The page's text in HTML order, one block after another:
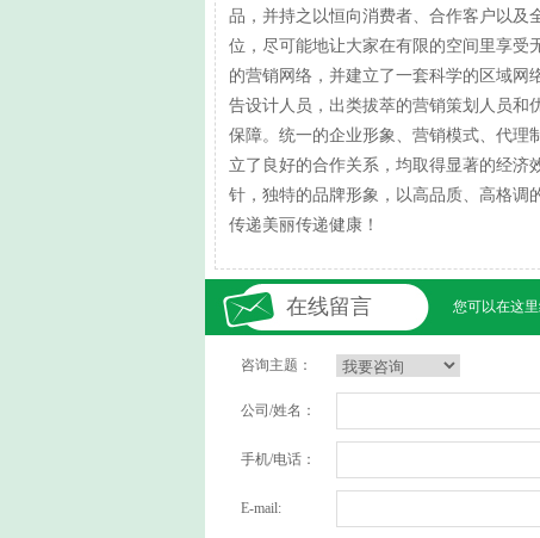
品，并持之以恒向消费者、合作客户以及
位，尽可能地让大家在有限的空间里享受
的营销网络，并建立了一套科学的区域网
告设计人员，出类拔萃的营销策划人员和
保障。统一的企业形象、营销模式、代理
立了良好的合作关系，均取得显著的经济
针，独特的品牌形象，以高品质、高格调
传递美丽传递健康！
在线留言 您可以在这
咨询主题：
公司/姓名：
手机/电话：
E-mail: